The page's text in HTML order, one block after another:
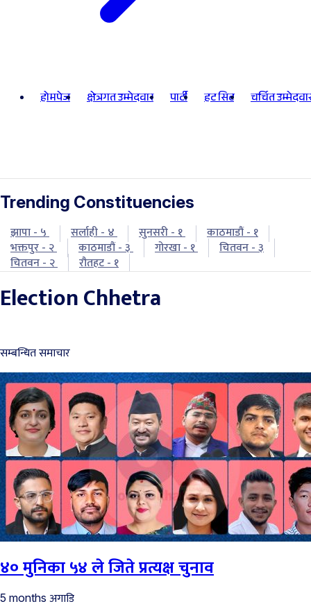
होमपेज क्षेत्रगत उम्मेदवार पार्टी हट सिट चर्चित
Trending Constituencies
झापा - ५ सर्लाही - ४ सुनसरी - १
काठमाडौं - १
भक्तपुर - २
काठमाडौं - ३ गोरखा - १
चितवन - ३
चितवन - २
रौतहट - १
Election Chhetra
सम्बन्धित समाचार
४० मुनिका ५४ ले जिते प्रत्यक्ष चुनाव
5 months अगाडि